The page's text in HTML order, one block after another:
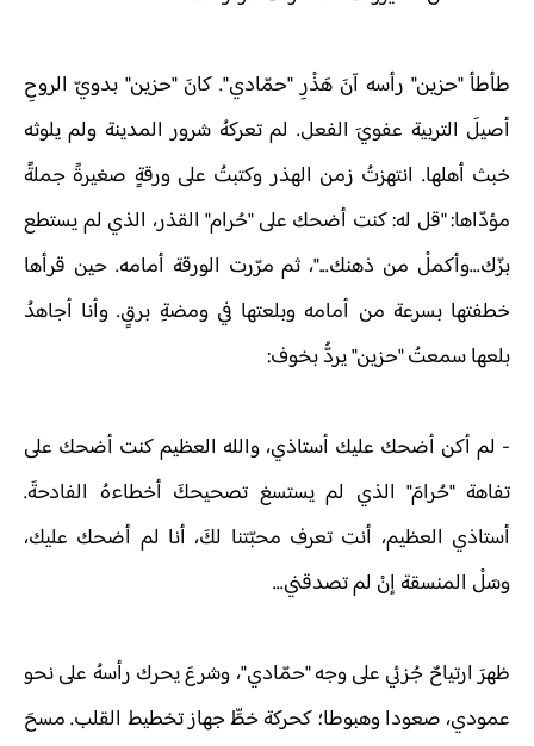
طأطأ "حزين" رأسه آنَ هَذْرِ "حمّادي". كانَ "حزين" بدويّ الروحِ
أصيلَ التربية عفويَ الفعل. لم تعركهُ شرور المدينة ولم يلوثه
خبث أهلها. انتهزتُ زمن الهذر وكتبتُ على ورقةٍ صغيرةً جملةً
مؤدّاها: "قل له: كنت أضحك على "حُرام" القذر، الذي لم يستطع
بزّك...وأكملْ من ذهنك..."، ثم مرّرت الورقة أمامه. حين قرأها
خطفتها بسرعة من أمامه وبلعتها في ومضةِ برقٍ. وأنا أجاهدُ
بلعها سمعتُ "حزين" يردُّ بخوف:
- لم أكن أضحك عليك أستاذي، والله العظيم كنت أضحك على
تفاهة "حُرامَ" الذي لم يستسغ تصحيحكَ أخطاءهُ الفادحةَ.
أستاذي العظيم، أنت تعرف محبّتنا لكَ، أنا لم أضحك عليك،
وسَلْ المنسقة إنْ لم تصدقني...
ظهرَ ارتياحٌ جُزئي على وجه "حمّادي"، وشرعَ يحرك رأسهُ على نحو
عمودي، صعودا وهبوطا؛ كحركة خطِّ جهاز تخطيط القلب. مسحَ